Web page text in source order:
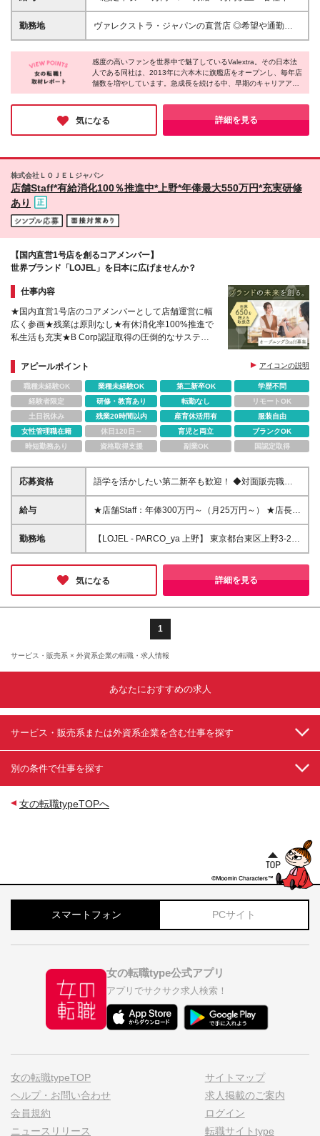
センティブ ※月給には固定残業代（30h分/67,000円
～）を含み、超過分は別途支給いたします ※役職手当
はありません）
勤務地
ヴァレクストラ・ジャパンの直営店 ◎希望や通勤時
間を考慮して決定します 【東京】 東京ミッドタウン
店/伊勢丹新宿店/伊勢丹新宿店メンズ館/日本橋三越本
店/日本橋高島屋店/銀座三越店1階、6階/阪急メンズ東
京店/西武池袋本店/玉川高島屋店 【名古屋】 ジェイア
ール名古屋タカシマヤ店/松坂屋名古屋店 ※変更の範
囲：上記を除く当社関連勤務地
感度の高いファンを世界中で魅了しているValextra。その日本法
人である同社は、2013年に六本木に旗艦店をオープンし、毎年店
舗数を増やしています。急成長を続ける中、早期のキャリアアッ
プが可能で、最短4ヶ月でストアマネージャーに抜擢された例も
あるそう。また、残業は月10時間以下、休みが取りやすいなどの
働きやすい環境が整っているため、ファッション業界で長期的に
キャリアを築きたい方に最適だと思います。
気になる 詳細を見る
株式会社ＬＯＪＥＬジャパン
店舗Staff*有給消化100％推進中*上野*年俸最大550万円*充実研修
あり
【国内直営1号店を創るコアメンバー】
世界ブランド「LOJEL」を日本に広げませんか？
仕事内容
★国内直営1号店のコアメンバーとして店舗運営に幅
広く参画★残業は原則なし★有休消化率100%推進で
私生活も充実★B Corp認証取得の圧倒的なサステナ
アピールポイント
アイコンの説明
職種未経験OK 業種未経験OK 第二新卒OK
学歴不問
経験者限定
研修・教育あり 転勤なし
リモートOK
土日祝休み
残業20時間以内 産育休活用有
服装自由
女性管理職在籍
休日120日～ 育児と両立
ブランクOK
時短勤務あり
資格取得支援 副業OK 国認定取得
応募資格
語学を活かしたい第二新卒も歓迎！ ◆対面販売職の
経験（アパレル、バッグ、コスメ、小売雑貨など）
◆学歴不問、ブランク不問 ＼こんな方にピッタリで
てグローバルに接客したい方 ★店舗の立ち上げや、
今後のキャリアアップ（副店長等）に挑戦したい方
給与
★店舗Staff：年俸300万円～（月25万円～） ★店長候
補：年俸450万円～（月37.5万円～） 【店舗Staff】
年俸：300万円～450万円（月25万円～37.5万円） 年
額を12分割して毎月支給します。 ※45万9,000円×12
か月で550万8,000円が契約書面での最大賃金になり
に支給します。 応募者の昇進などに伴う待遇調整に
より、将来的に固定残業代の支給等を行う場合がござ
います。 ※年俸額は前年収を考慮します。 ※残業代は
勤務地
【LOJEL - PARCO_ya 上野】 東京都台東区上野3-24-
6PARCO_ya上野 2階 ※2027年～2028年にかけて東
京都内での店舗拡大を予定（掲載時点）しており、昇
進等に伴って、他店舗勤務をお願いする場合がありま
気になる 詳細を見る
1
サービス・販売系 × 外資系企業の転職・求人情報
あなたにおすすめの求人
サービス・販売系または外資系企業を含む仕事を探す
別の条件で仕事を探す
女の転職typeTOPへ
スマートフォン PCサイト
女の転職type公式アプリ
アプリでサクサク求人検索！
女の転職typeTOP
ヘルプ・お問い合わせ
会員規約
ニュースリリース
サイトマップ
求人掲載のご案内
ログイン
転職サイトtype